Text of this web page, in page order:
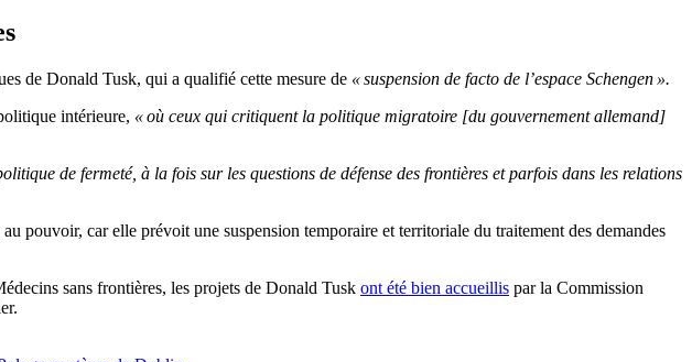
de Donald Tusk, qui a qualifié cette mesure de « suspension de facto de l’espace Schengen ».
intérieure, « où ceux qui critiquent la politique migratoire [du gouvernement allemand]
de fermeté, à la fois sur les questions de défense des frontières et parfois dans les relations
pouvoir, car elle prévoit une suspension temporaire et territoriale du traitement des demandes
sans frontières, les projets de Donald Tusk ont été bien accueillis par la Commission